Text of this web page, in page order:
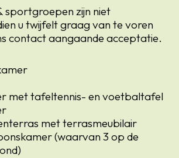
sportgroepen zijn niet
u twijfelt graag van te voren
contact aangaande acceptatie.
met tafeltennis- en voetbaltafel
met terrasmeubilair
(waarvan 3 op de